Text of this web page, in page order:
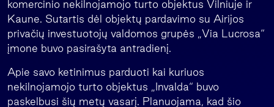
komercinio nekilnojamojo turto objektus Vilniuje ir
Kaune. Sutartis dėl objektų pardavimo su Airijos
privačių investuotojų valdomos grupės „Via Lucrosa“
įmone buvo pasirašyta antradienį.
Apie savo ketinimus parduoti kai kuriuos
nekilnojamojo turto objektus „Invalda“ buvo
paskelbusi šių metų vasarį. Planuojama, kad šio